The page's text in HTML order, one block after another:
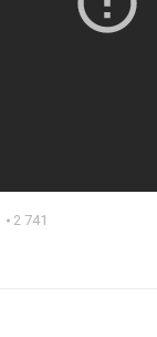
2 741